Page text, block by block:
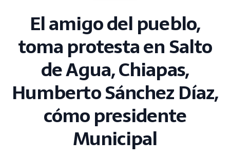
El amigo del pueblo,
toma protesta en Salto
de Agua, Chiapas,
Humberto Sánchez Díaz,
cómo presidente
Municipal